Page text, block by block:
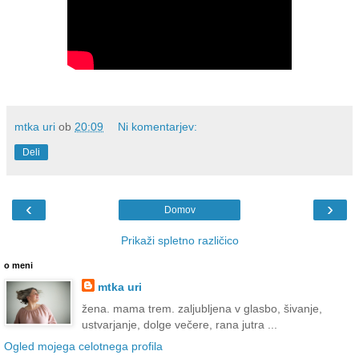
mtka uri ob 20:09 Ni komentarjev:
Deli
‹ ›
Domov
Prikaži spletno različico
o meni
mtka uri
žena. mama trem. zaljubljena v glasbo, šivanje,
ustvarjanje, dolge večere, rana jutra ...
Ogled mojega celotnega profila